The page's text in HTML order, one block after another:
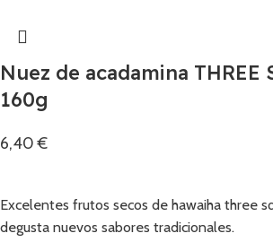
Nuez de acadamina THREE
160g
6,40€
Excelentes frutos secos de hawaiha three
degusta nuevos sabores tradicionales.